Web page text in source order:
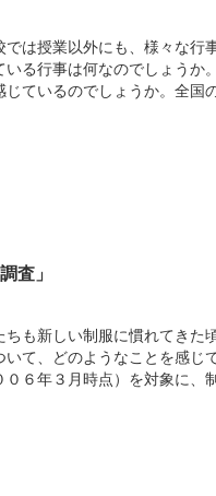
は授業以外にも、様々な行
る行事は何なのでしょうか
ているのでしょうか。全国
査」
も新しい制服に慣れてきた
て、どのようなことを感じ
６年３月時点）を対象に、